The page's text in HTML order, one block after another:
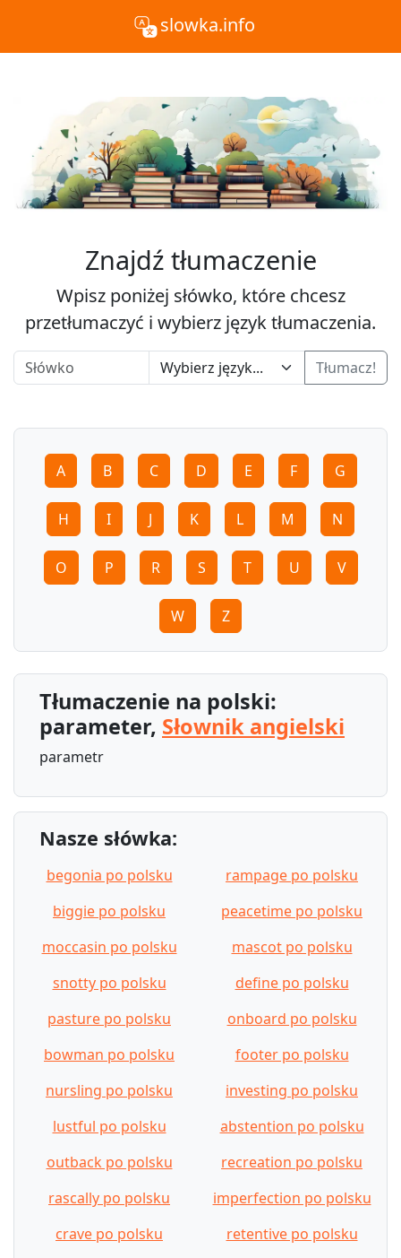
slowka.info
Znajdź tłumaczenie
Wpisz poniżej słówko, które chcesz
przetłumaczyć i wybierz język tłumaczenia.
Tłumacz!
A B C D E F G
H I J K L M N
O P R S T U V
W Z
Tłumaczenie na polski:
parameter, Słownik angielski
parametr
Nasze słówka:
begonia po polsku
rampage po polsku
biggie po polsku
peacetime po polsku
moccasin po polsku
mascot po polsku
snotty po polsku
define po polsku
pasture po polsku
onboard po polsku
bowman po polsku
footer po polsku
nursling po polsku
investing po polsku
lustful po polsku
abstention po polsku
outback po polsku
recreation po polsku
rascally po polsku
imperfection po polsku
crave po polsku
retentive po polsku